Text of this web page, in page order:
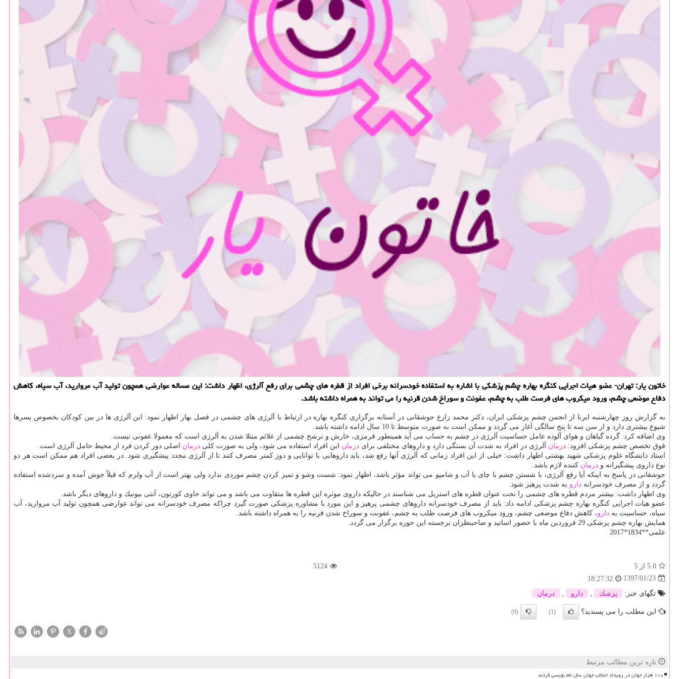
خاتون یار: تهران- عضو هیات اجرایی كنگره بهاره چشم پزشكی با اشاره به استفاده خودسرانه برخی افراد از قطره های چشمی برای رفع آلرژی، اظهار داشت: این مساله عوارضی همچون تولید آب مروارید، آب سیاه، كاهش
دفاع موضعی چشم، ورود میكروب های فرصت طلب به چشم، عفونت و سوراخ شدن قرنیه را می تواند به همراه داشته باشد.
به گزارش روز چهارشنبه ایرنا از انجمن چشم پزشكی ایران، دكتر محمد زارع جوشقانی در آستانه برگزاری كنگره بهاره در ارتباط با آلرژی های چشمی در فصل بهار اظهار نمود: این آلرژی ها در بین كودكان بخصوص پسرها
شیوع بیشتری دارد و از سن سه تا پنج سالگی آغاز می گردد و ممكن است به صورت متوسط تا 10 سال ادامه داشته باشد.
وی اضافه كرد: گرده گیاهان و هوای آلوده عامل حساسیت آلرژی در چشم به حساب می آید همینطور قرمزی، خارش و ترشح چشمی از علائم مبتلا شدن به آلرژی است كه معمولا عفونی نیست.
فوق تخصص چشم پزشكی افزود: درمان آلرژی در افراد به شدت آن بستگی دارد و داروهای مختلفی برای درمان این افراد استفاده می شود، ولی به صورت كلی درمان اصلی دور كردن فرد از محیط حامل آلرژی است.
استاد دانشگاه علوم پزشكی شهید بهشتی اظهار داشت: خیلی از این افراد زمانی كه آلرژی آنها رفع شد، باید داروهایی با توانایی و دوز كمتر مصرف كنند تا از آلرژی مجدد پیشگیری شود. در بعضی افراد هم ممكن است هر دو
نوع داروی پیشگیرانه و درمان كننده لازم باشد.
جوشقانی در پاسخ به اینكه آیا رفع آلرژی، با شستن چشم با چای یا آب و شامپو می تواند مؤثر باشد، اظهار نمود: شست وشو و تمیز كردن چشم موردی ندارد ولی بهتر است از آب ولرم كه قبلاً جوش آمده و سردشده استفاده
گردد و از مصرف خودسرانه دارو به شدت پرهیز شود.
وی اظهار داشت: بیشتر مردم قطره های چشمی را تحت عنوان قطره های استریل می شناسند در حالیكه داروی موثره این قطره ها متفاوت می باشد و می تواند حاوی كورتون، آنتی بیوتیك و داروهای دیگر باشد.
عضو هیات اجرایی كنگره بهاره چشم پزشكی ادامه داد: باید از مصرف خودسرانه داروهای چشمی پرهیز و این مورد با مشاوره پزشكی صورت گیرد چراكه مصرف خودسرانه می تواند عوارضی همچون تولید آب مروارید، آب
سیاه، حساسیت به دارو، كاهش دفاع موضعی چشم، ورود میكروب های فرصت طلب به چشم، عفونت و سوراخ شدن قرنیه را به همراه داشته باشد.
همایش بهاره چشم پزشكی 29 فروردین ماه با حضور اساتید و صاحبنظران برجسته این حوزه برگزار می گردد.
علمی**1834*2017
5.0 از 5
5124
1397/01/23
18:27:32
تگهای خبر:
پزشك دارو درمان
این مطلب را می پسندید؟ (1)
(0)
X
تازه ترین مطالب مرتبط
۱۱۰ هزار جوان در رویداد انتخاب جوان سال نام نویسی کردند